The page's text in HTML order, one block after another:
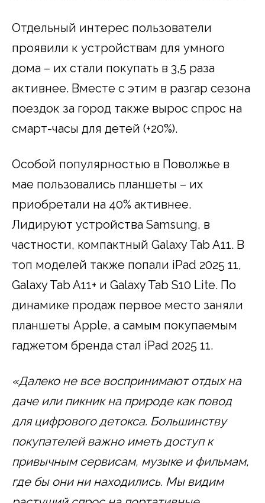
Отдельный интерес пользователи
проявили к устройствам для умного
дома – их стали покупать в 3,5 раза
активнее. Вместе с этим в разгар сезона
поездок за город также вырос спрос на
смарт-часы для детей (+20%).
Особой популярностью в Поволжье в
мае пользовались планшеты – их
приобретали на 40% активнее.
Лидируют устройства Samsung, в
частности, компактный Galaxy Tab A11. В
топ моделей также попали iPad 2025 11,
Galaxy Tab A11+ и Galaxy Tab S10 Lite. По
динамике продаж первое место заняли
планшеты Apple, а самым покупаемым
гаджетом бренда стал iPad 2025 11.
«Далеко не все воспринимают отдых на
даче или пикник на природе как повод
для цифрового детокса. Большинству
покупателей важно иметь доступ к
привычным сервисам, музыке и фильмам,
где бы они ни находились. Мы видим